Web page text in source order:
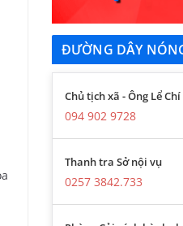
ĐƯỜNG DÂY
Chủ tịch xã - Ông Lể
094 902 9728
Thanh tra Sở nội vụ
0257 3842.733